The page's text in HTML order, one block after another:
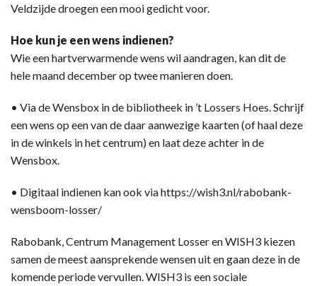
Veldzijde droegen een mooi gedicht voor.
Hoe kun je een wens indienen?
Wie een hartverwarmende wens wil aandragen, kan dit de
hele maand december op twee manieren doen.
• Via de Wensbox in de bibliotheek in ’t Lossers Hoes. Schrijf
een wens op een van de daar aanwezige kaarten (of haal deze
in de winkels in het centrum) en laat deze achter in de
Wensbox.
• Digitaal indienen kan ook via https://wish3.nl/rabobank-
wensboom-losser/
Rabobank, Centrum Management Losser en WISH3 kiezen
samen de meest aansprekende wensen uit en gaan deze in de
komende periode vervullen. WISH3 is een sociale